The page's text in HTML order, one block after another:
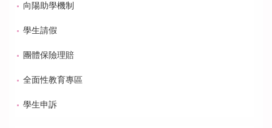
向陽助學機制
學生請假
團體保險理賠
全面性教育專區
學生申訴